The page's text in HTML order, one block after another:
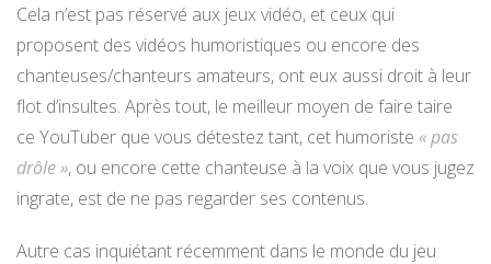
Cela n’est pas réservé aux jeux vidéo, et ceux qui
proposent des vidéos humoristiques ou encore des
chanteuses/chanteurs amateurs, ont eux aussi droit à leur
flot d’insultes. Après tout, le meilleur moyen de faire taire
ce YouTuber que vous détestez tant, cet humoriste « pas
drôle », ou encore cette chanteuse à la voix que vous jugez
ingrate, est de ne pas regarder ses contenus.
Autre cas inquiétant récemment dans le monde du jeu